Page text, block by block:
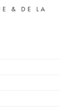
& DE LA